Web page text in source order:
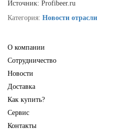
Источник: Profibeer.ru
Категория: Новости отрасли
О компании
Сотрудничество
Новости
Доставка
Как купить?
Сервис
Контакты